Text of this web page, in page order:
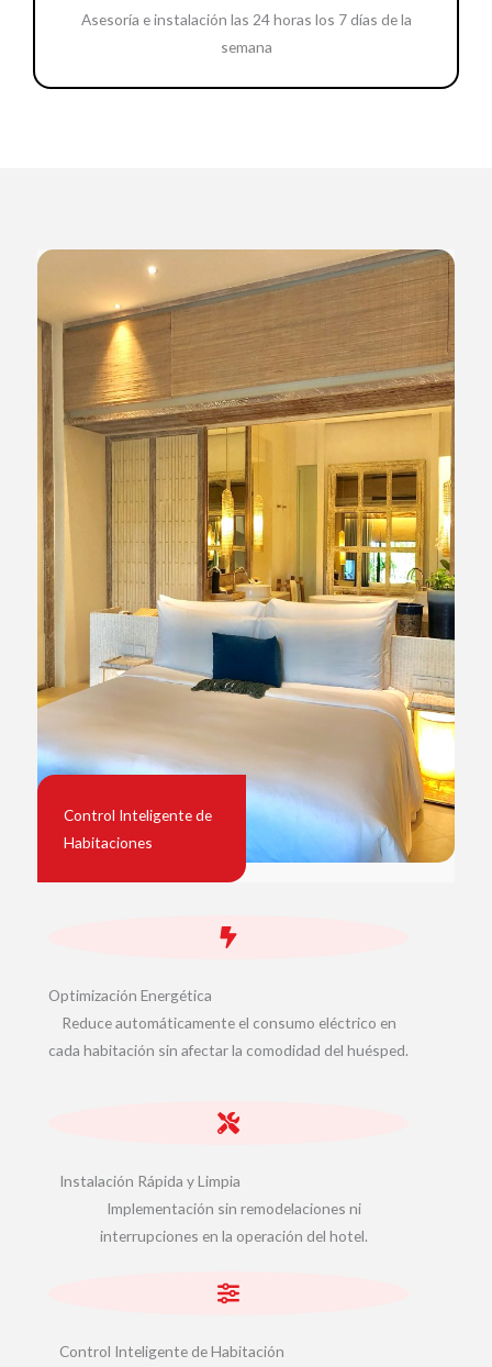
Asesoría e instalación las 24 horas los 7 días de la
semana
Control Inteligente de
Habitaciones
Optimización Energética
Reduce automáticamente el consumo eléctrico en
cada habitación sin afectar la comodidad del huésped.
Instalación Rápida y Limpia
Implementación sin remodelaciones ni
interrupciones en la operación del hotel.
Control Inteligente de Habitación